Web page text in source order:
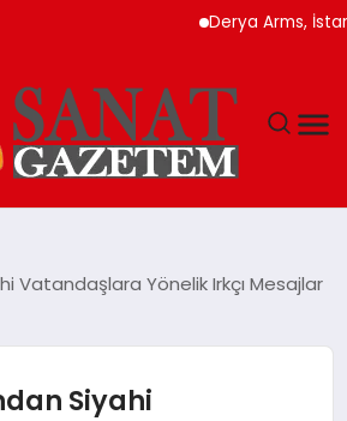
Derya Arms, İstanbul
Vatandaşlara Yönelik Irkçı Mesajlar
Siyahi